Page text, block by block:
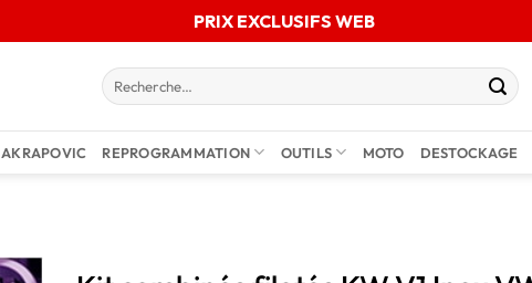
PRIX EXCLUSIFS WEB
AKRAPOVIC REPROGRAMMATION OUTILS MOTO DESTOCKAGE